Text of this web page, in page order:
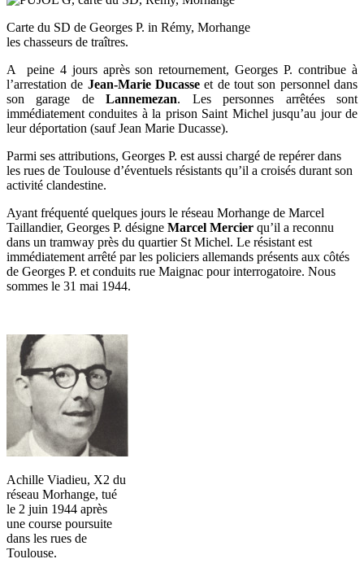
Carte du SD de Georges P. in Rémy, Morhange
les chasseurs de traîtres.
A peine 4 jours après son retournement, Georges P. contribue à
l’arrestation de Jean-Marie Ducasse et de tout son personnel dans
son garage deLannemezan. Les personnes arrêtées sont
immédiatement conduites à la prison Saint Michel jusqu’au jour de
leur déportation (sauf Jean Marie Ducasse).
Parmi ses attributions, Georges P. est aussi chargé de repérer dans
les rues de Toulouse d’éventuels résistants qu’il a croisés durant son
activité clandestine.
Ayant fréquenté quelques jours le réseau Morhange de Marcel
Taillandier, Georges P. désigne Marcel Mercier qu’il a reconnu
dans un tramway près du quartier St Michel. Le résistant est
immédiatement arrêté par les policiers allemands présents aux côtés
de Georges P. et conduits rue Maignac pour interrogatoire. Nous
sommes le 31 mai 1944.
Achille Viadieu, X2 du
réseau Morhange, tué
le 2 juin 1944 après
une course poursuite
dans les rues de
Toulouse.